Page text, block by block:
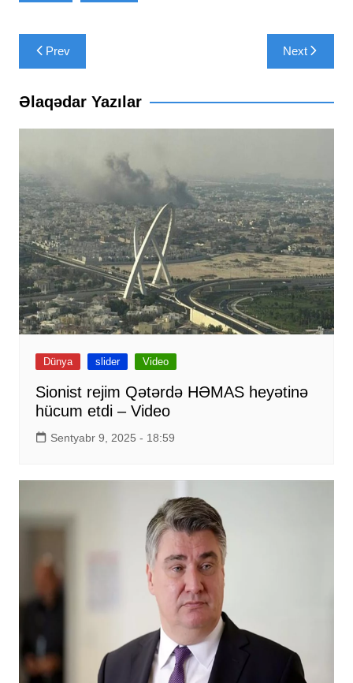
Yazı
naviqasiyası
Prev Next
Əlaqədar Yazılar
Dünya slider Video
Sionist rejim Qətərdə HƏMAS heyətinə
hücum etdi – Video
Sentyabr 9, 2025 - 18:59